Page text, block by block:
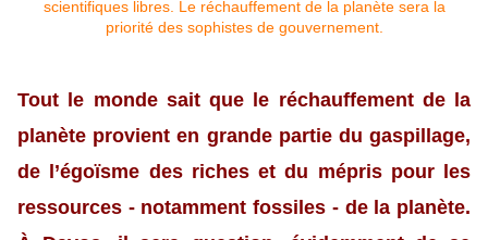
Tout le monde sait que le réchauffement de la
planète provient en grande partie du gaspillage,
de l’égoïsme des riches et du mépris pour les
ressources - notamment fossiles - de la planète.